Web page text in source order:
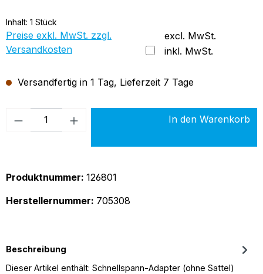
Inhalt: 1 Stück
Preise exkl. MwSt. zzgl.
Versandkosten
excl. MwSt.
inkl. MwSt.
Versandfertig in 1 Tag, Lieferzeit 7 Tage
Produkt Anzahl: Gib den gewünschten
In den Warenkorb
Produktnummer: 126801
Herstellernummer: 705308
Beschreibung
Dieser Artikel enthält: Schnellspann-Adapter (ohne Sattel)